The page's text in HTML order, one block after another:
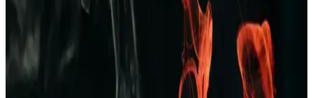
Erkekler İçin Kareli Pijama Seçenekleri: Rahat ve
Şık Ev Giyim Tarzları
Kareli pijamalar, erkekler arasında popüler olup, rahatlık ve şıklığı
bir arada sunar. Farklı modeller ve kumaş seçenekleriyle ev
giyiminde ideal tercihlerin başında gelir.